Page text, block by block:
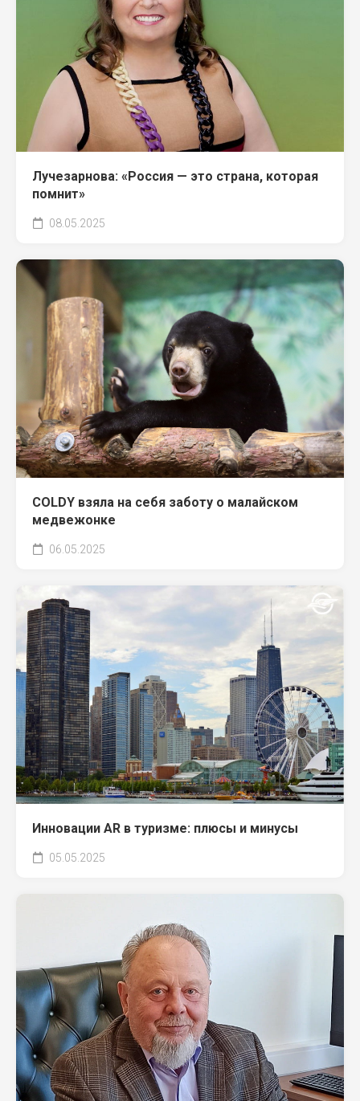
Лучезарнова: «Россия — это страна, которая
помнит»
08.05.2025
COLDY взяла на себя заботу о малайском
медвежонке
06.05.2025
Инновации AR в туризме: плюсы и минусы
05.05.2025